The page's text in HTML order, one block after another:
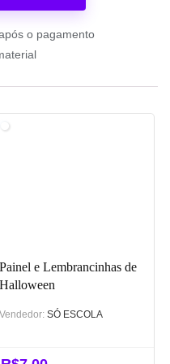
o pagamento
Painel e Lembrancinhas de
Halloween
Vendedor: SÓ ESCOLA